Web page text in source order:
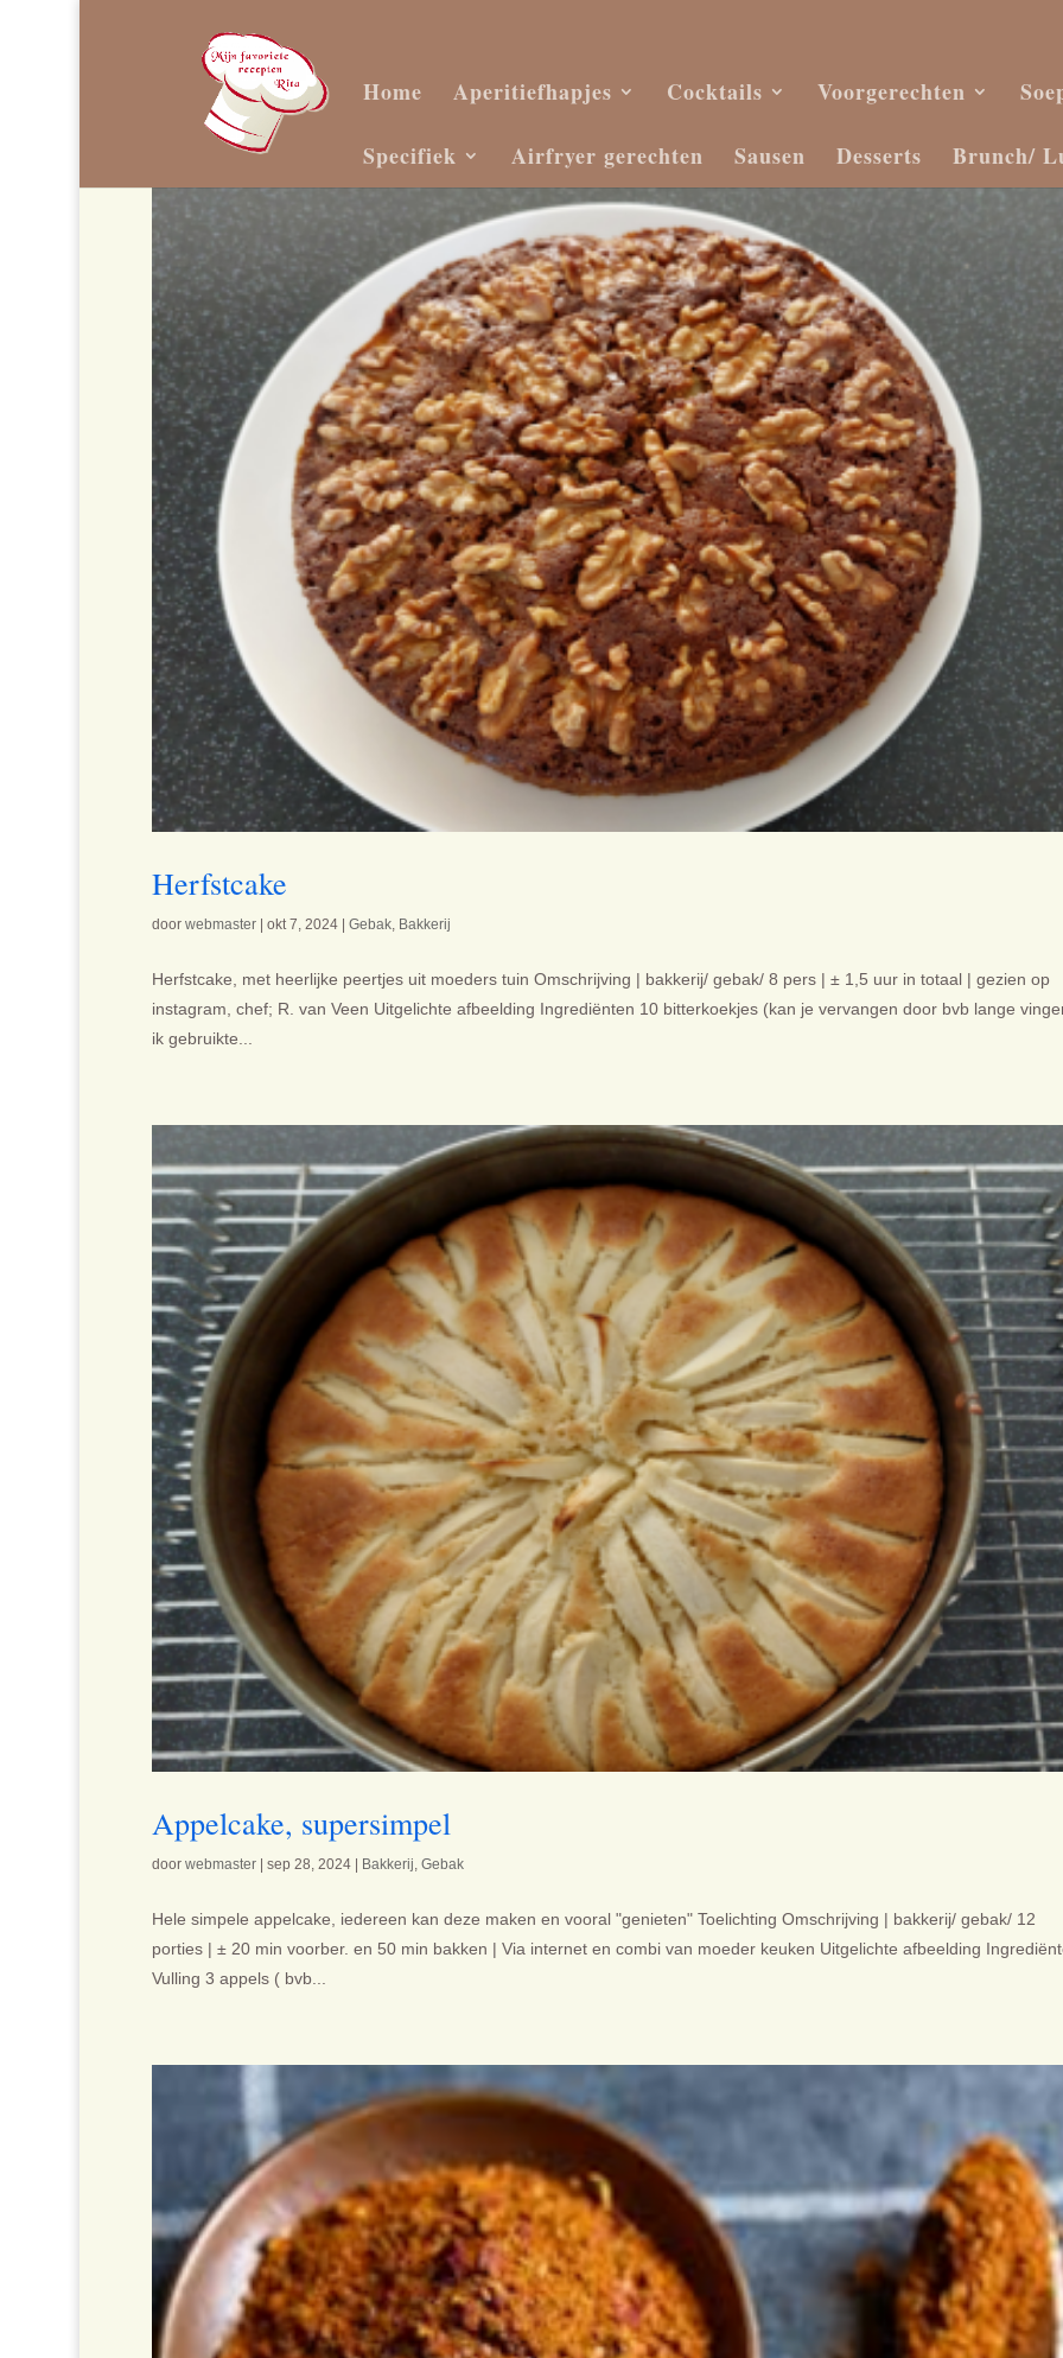
Home Aperitiefhapjes Cocktails Voorgerechten
Specifiek Airfryer gerechten Sausen Desserts Brunch/
Herfstcake
door webmaster| okt 7, 2024| Gebak, Bakkerij
Herfstcake, met heerlijke peertjes uit moeders tuin Omschrijving | bakkerij/ gebak/ 8 pers | ± 1,5 uur in totaal | gezien op
instagram, chef; R. van Veen Uitgelichte afbeelding Ingrediënten 10 bitterkoekjes (kan je vervangen door bvb lange
ik gebruikte...
Appelcake, supersimpel
door webmaster| sep 28, 2024| Bakkerij Gebak
Hele simpele appelcake, iedereen kan deze maken en vooral "genieten" Toelichting Omschrijving | bakkerij/ gebak/ 12
porties | ± 20 min voorber. en 50 min bakken | Via internet en combi van moeder keuken Uitgelichte afbeelding
Vulling 3 appels ( bvb...